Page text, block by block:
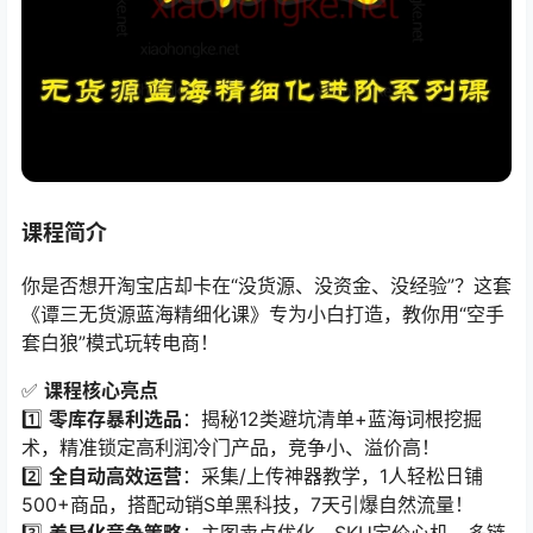
课程简介
你是否想开淘宝店却卡在“没货源、没资金、没经验”？这套
《谭三无货源蓝海精细化课》专为小白打造，教你用“空手
套白狼”模式玩转电商！
✅ ​ 课程核心亮点
1️⃣ ​ 零库存暴利选品 ​：揭秘12类避坑清单+蓝海词根挖掘
术，精准锁定高利润冷门产品，竞争小、溢价高！
2️⃣ ​ 全自动高效运营​：采集/上传神器教学，1人轻松日铺
500+商品，搭配动销S单黑科技，7天引爆自然流量！